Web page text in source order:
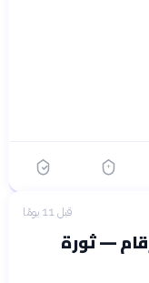
قبل 11 يومًا
— ثورة